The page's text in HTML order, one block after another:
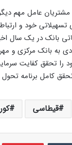
مشتریان عامل مهم
خود و ارتباط
بانک در یک سال
بانک مرکزی و مهر
را تحقق کفایت
قیطاسی